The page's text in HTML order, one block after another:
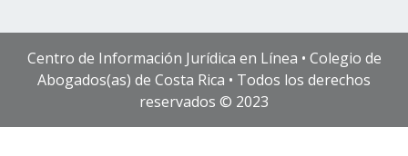
Centro de Información Jurídica en Línea • Colegio de
Abogados(as) de Costa Rica • Todos los derechos
reservados © 2023